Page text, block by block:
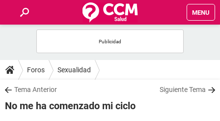
MENU
FOROS
SALUD
Foros Sexualidad
Tema Anterior Siguiente Tema
No me ha comenzado mi ciclo